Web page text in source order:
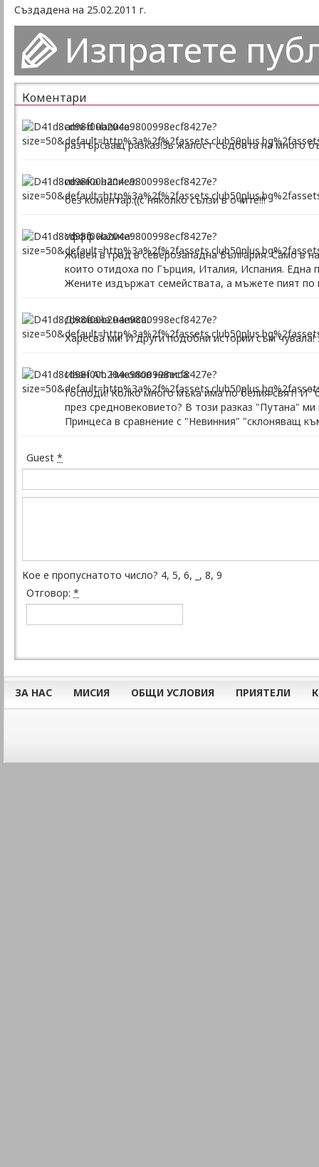
Създадена на 25.02.2011 г.
Изпратете
Коментари
anni-d написа:
разтърсващ разказ!Зь жалост съдбата на много
иванка написа:
без коментар:((с няколко сълзи в очите!!!
Уффф написа:
Живея в град в северозападна България. Само в
които отидоха по Гърция, Италия, Испания. Една
Жените издържат семействата, а мъжете пият по
Джована написа:
Харесва ми! И други подобни истории съм
Иван Ат. Николов написа:
Господи! Колко много мъка има по белия свят! И
през средновековието? В този разказ "Путана"
Принцеса в сравнение с "Невинния" "склоняващ
Guest *
Кое е пропуснатото число? 4, 5, 6, _, 8, 9
Отговор: *
ЗА НАС МИСИЯ ОБЩИ УСЛОВИЯ ПРИЯТЕЛИ